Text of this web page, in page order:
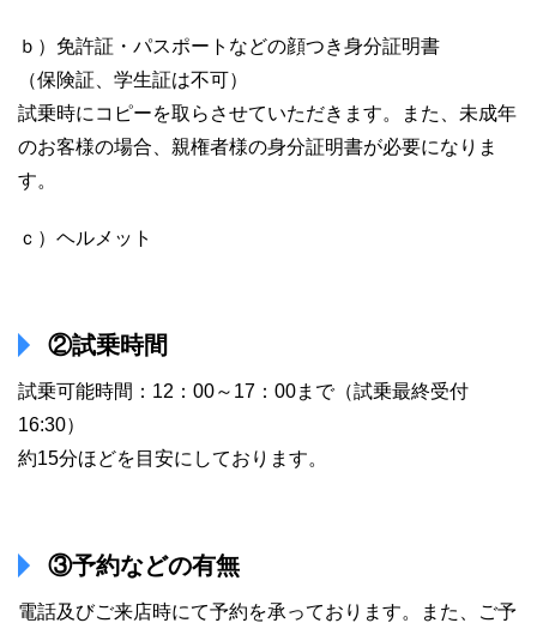
ｂ）免許証・パスポートなどの顔つき身分証明書
（保険証、学生証は不可）
試乗時にコピーを取らさせていただきます。また、未成年
のお客様の場合、親権者様の身分証明書が必要になりま
す。
ｃ）ヘルメット
②試乗時間
試乗可能時間：12：00～17：00まで（試乗最終受付
16:30）
約15分ほどを目安にしております。
③予約などの有無
電話及びご来店時にて予約を承っております。また、ご予